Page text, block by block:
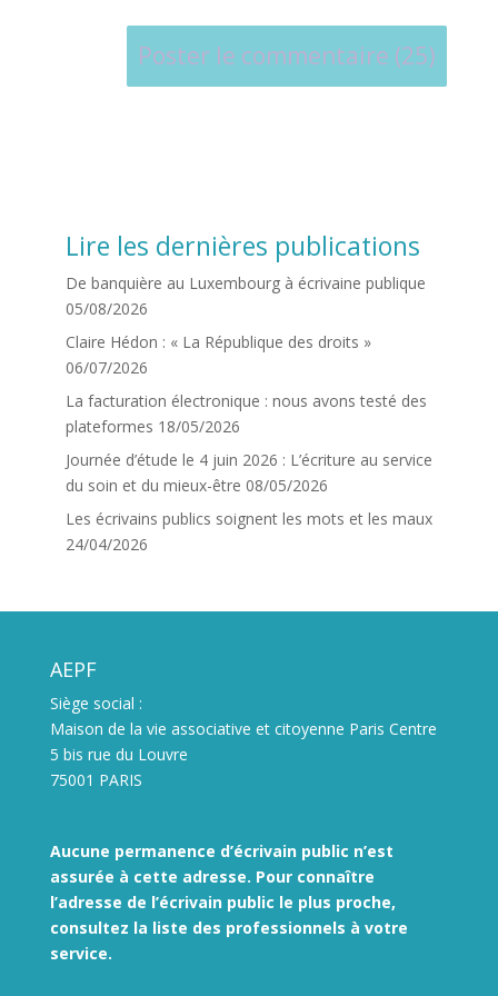
Lire les dernières publications
De banquière au Luxembourg à écrivaine publique
05/08/2026
Claire Hédon : « La République des droits »
06/07/2026
La facturation électronique : nous avons testé des
plateformes 18/05/2026
Journée d’étude le 4 juin 2026 : L’écriture au service
du soin et du mieux-être 08/05/2026
Les écrivains publics soignent les mots et les maux
24/04/2026
AEPF
Siège social :
Maison de la vie associative et citoyenne Paris Centre
5 bis rue du Louvre
75001 PARIS
Aucune permanence d’écrivain public n’est
assurée à cette adresse. Pour connaître
l’adresse de l’écrivain public le plus proche,
consultez la liste des professionnels à votre
service.